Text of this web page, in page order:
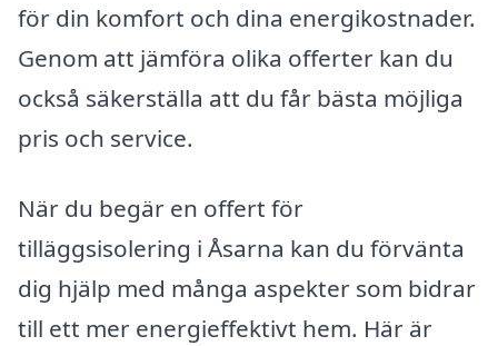
för din komfort och dina energikostnader.
Genom att jämföra olika offerter kan du
också säkerställa att du får bästa möjliga
pris och service.
När du begär en offert för
tilläggsisolering i Åsarna kan du förvänta
dig hjälp med många aspekter som bidrar
till ett mer energieffektivt hem. Här är